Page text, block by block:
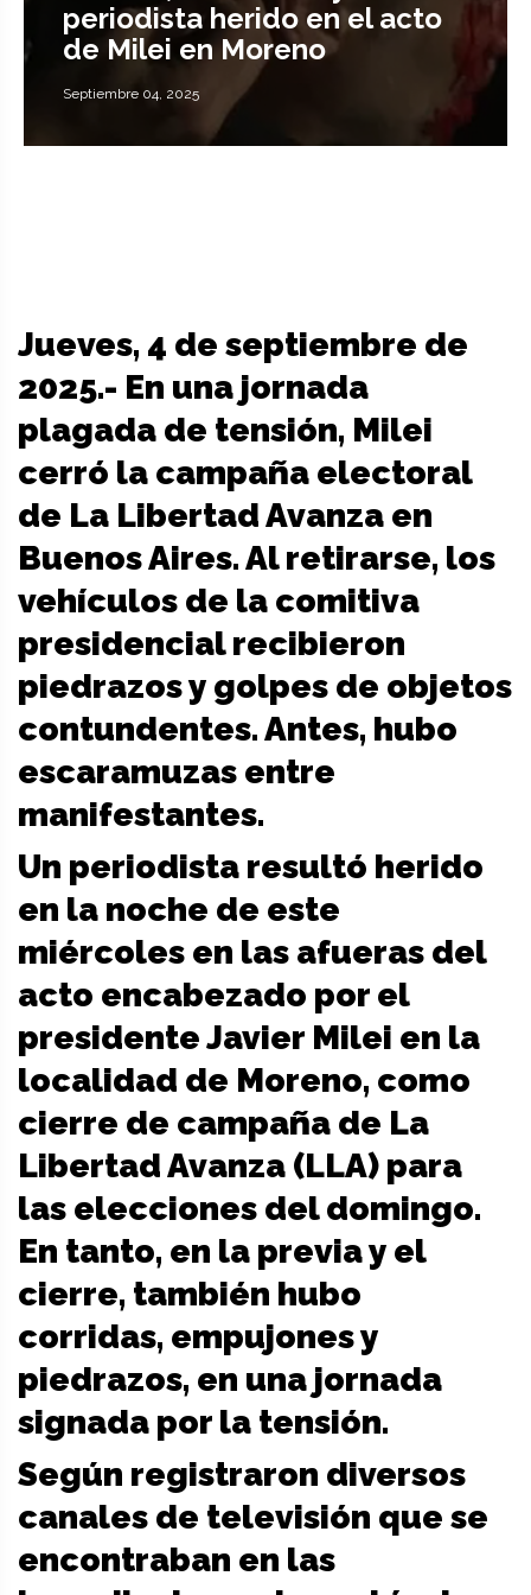
periodista herido en el acto
de Milei en Moreno
Septiembre 04, 2025
Jueves, 4 de septiembre de
2025.- En una jornada
plagada de tensión, Milei
cerró la campaña electoral
de La Libertad Avanza en
Buenos Aires. Al retirarse, los
vehículos de la comitiva
presidencial recibieron
piedrazos y golpes de objetos
contundentes. Antes, hubo
escaramuzas entre
manifestantes.
Un periodista resultó herido
en la noche de este
miércoles en las afueras del
acto encabezado por el
presidente Javier Milei en la
localidad de Moreno, como
cierre de campaña de La
Libertad Avanza (LLA) para
las elecciones del domingo.
En tanto, en la previa y el
cierre, también hubo
corridas, empujones y
piedrazos, en una jornada
signada por la tensión.
Según registraron diversos
canales de televisión que se
encontraban en las